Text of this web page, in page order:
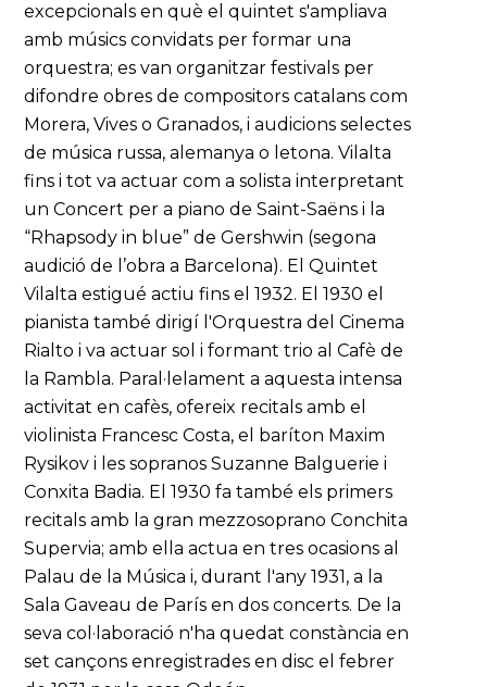
excepcionals en què el quintet s'ampliava
amb músics convidats per formar una
orquestra; es van organitzar festivals per
difondre obres de compositors catalans com
Morera, Vives o Granados, i audicions selectes
de música russa, alemanya o letona. Vilalta
fins i tot va actuar com a solista interpretant
un Concert per a piano de Saint-Saëns i la
“Rhapsody in blue” de Gershwin (segona
audició de l’obra a Barcelona). El Quintet
Vilalta estigué actiu fins el 1932. El 1930 el
pianista també dirigí l'Orquestra del Cinema
Rialto i va actuar sol i formant trio al Cafè de
la Rambla. Paral·lelament a aquesta intensa
activitat en cafès, ofereix recitals amb el
violinista Francesc Costa, el baríton Maxim
Rysikov i les sopranos Suzanne Balguerie i
Conxita Badia. El 1930 fa també els primers
recitals amb la gran mezzosoprano Conchita
Supervia; amb ella actua en tres ocasions al
Palau de la Música i, durant l'any 1931, a la
Sala Gaveau de París en dos concerts. De la
seva col·laboració n'ha quedat constància en
set cançons enregistrades en disc el febrer